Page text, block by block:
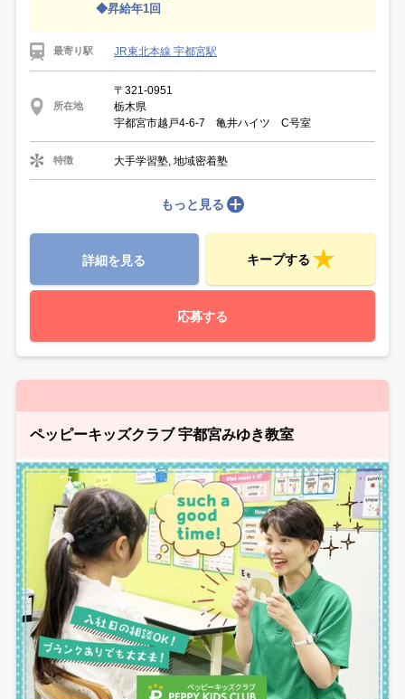
◆昇給年1回
最寄り駅 JR東北本線 宇都宮駅
所在地
〒321-0951
栃木県
宇都宮市越戸4-6-7 亀井ハイツ C号室
特徴 大手学習塾, 地域密着塾
もっと見る
詳細を見る キープする
応募する
ペッピーキッズクラブ 宇都宮みゆき教室